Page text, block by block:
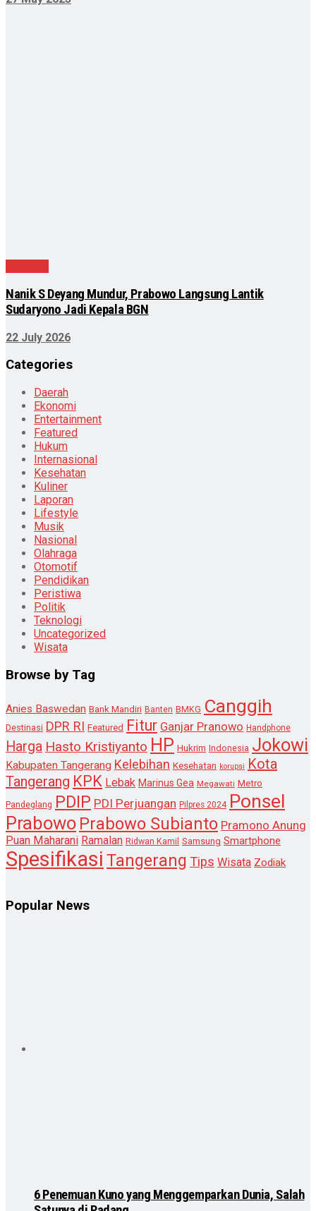
Nanik S Deyang Mundur, Prabowo Langsung Lantik
Sudaryono Jadi Kepala BGN
22 July 2026
Categories
Daerah
Ekonomi
Entertainment
Featured
Hukum
Internasional
Kesehatan
Kuliner
Laporan
Lifestyle
Musik
Nasional
Olahraga
Otomotif
Pendidikan
Peristiwa
Politik
Teknologi
Uncategorized
Wisata
Browse by Tag
Anies Baswedan Bank Mandiri Banten BMKG Canggih
Destinasi DPR RI Featured Fitur Ganjar Pranowo Handphone
Harga Hasto Kristiyanto HP Hukrim Indonesia Jokowi
Kabupaten Tangerang Kelebihan Kesehatan korupsi
Kota
Tangerang KPK Lebak Marinus Gea Megawati Metro
Pandeglang PDIP PDI Perjuangan Pilpres 2024 Ponsel
Prabowo Prabowo Subianto Pramono Anung
Puan Maharani Ramalan Ridwan Kamil Samsung Smartphone
Spesifikasi Tangerang Tips Wisata Zodiak
Popular News
6 Penemuan Kuno yang Menggemparkan Dunia, Salah